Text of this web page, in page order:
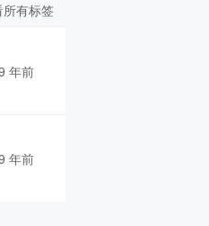
所有标签
年前
年前